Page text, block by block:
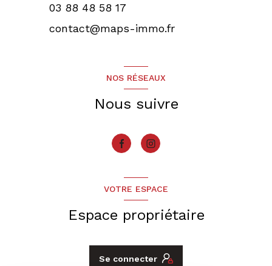
03 88 48 58 17
contact@maps-immo.fr
NOS RÉSEAUX
Nous suivre
VOTRE ESPACE
Espace propriétaire
Se connecter